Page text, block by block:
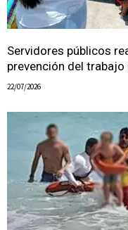
Servidores públicos
prevención del trabajo
22/07/2026